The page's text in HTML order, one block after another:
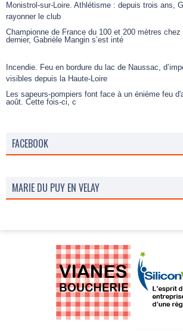
Monistrol-sur-Loire. Athlétisme : depuis trois ans,
rayonner le club
Championne de France du 100 et 200 mètres chez
dernier, Gabrièle Mangin s’est inté
Incendie. Feu en bordure du lac de Naussac,
visibles depuis la Haute-Loire
Les sapeurs-pompiers font face à un énième feu
août. Cette fois-ci, c
FACEBOOK
MARIE DU PUY EN VELAY